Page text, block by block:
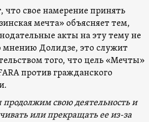
что свое намерение принять
мечта» объясняет тем,
акты на эту тему не
мнению Долидзе, это служит
того, что цель «Мечты»
против гражданского
продолжим свою деятельность и
или прекращать ее из-за